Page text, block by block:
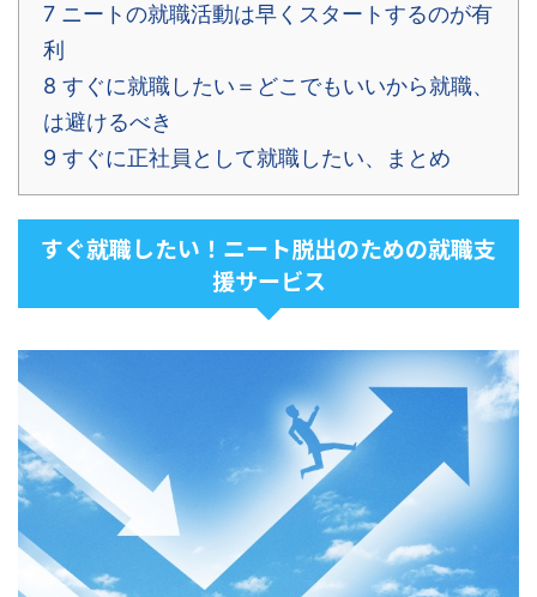
7 ニートの就職活動は早くスタートするのが有
利
8 すぐに就職したい＝どこでもいいから就職、
は避けるべき
9 すぐに正社員として就職したい、まとめ
すぐ就職したい！ニート脱出のための就職支
援サービス